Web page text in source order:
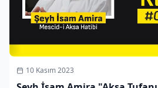
10 Kasım 2023